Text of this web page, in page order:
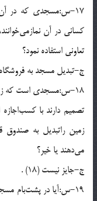
17-س:مسجدى كه در
كسانى در آن
تعاونى استفاده نمود؟
ج-تبديل مسجد به فروشگاه
18-س:مسجدى است كه
تصميم دارند با
زمين راتبديل به صندوق
مى‌دهند يا خير؟
ج-جايز نيست (18) .
19-س:آيا در پشت‌بام